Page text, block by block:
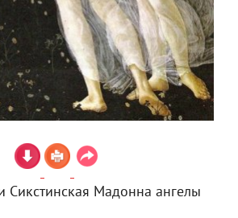
Сикстинская Мадонна ангелы